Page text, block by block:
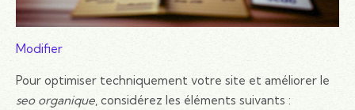
Modifier
Pour optimiser techniquement votre site et améliorer le
seo organique , considérez les éléments suivants :